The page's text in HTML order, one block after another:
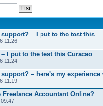
support? – I put to the test this
11:26
I put to the test this Curacao
11:24
– here's my experience
11:19
Freelance Accountant Online?